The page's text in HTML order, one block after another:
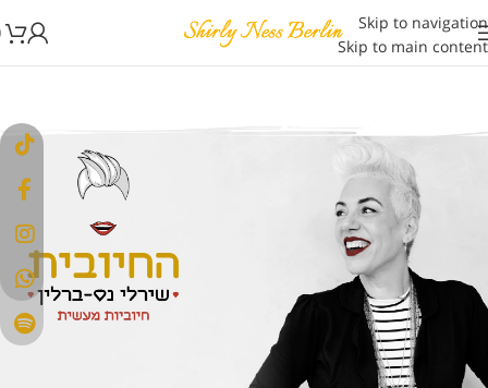
Skip to navigation
Skip to main content